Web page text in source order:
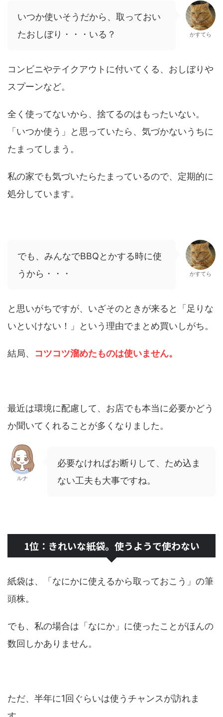
いつか使いそうだから、取っておい
たおしぼり・・・いる？
かすてら
コンビニやテイクアウトに付いてくる、おしぼりや
スプーンなど。
全く使ってないから、捨てるのはもったいない。
「いつか使う」と思っていたら、気づかないうちに
たまってしまう。
私の家でも気づいたらたまっているので、定期的に
処分しています。
でも、みんなでBBQとかする時に使
うから・・・
かすてら
と思いがちですが、いざそのときが来ると「足りな
いといけない！」という理由でまとめ買いしがち。
結局、 コツコツ溜めたものは使いません。
最近は環境に配慮して、お店でも本当に必要かどう
か聞いてくれることが多くなりました。
ルナ
必要なければお断りして、ため込ま
ない工夫も大事ですね。
1位：きれいな紙袋。使うようで使わない
紙袋は、「なにかに使えるから取っておこう」の筆
頭株。
でも、私の場合は「なにか」に使ったことがほんの
数回しかありません。
ただ、半年に1回ぐらいは使うチャンスが訪れま